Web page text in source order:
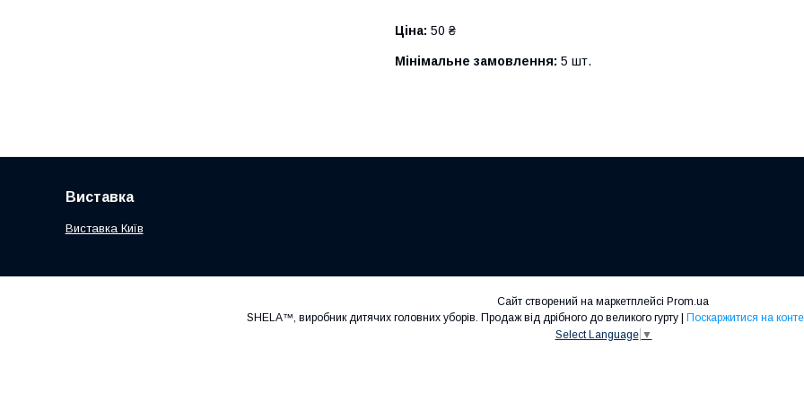
Ціна: 50 ₴
Мінімальне замовлення: 5 шт.
Виставка
Виставка Київ
Сайт створений на маркетплейсі Prom.ua
SHELA™, виробник дитячих головних уборів. Продаж від дрібного до великого гурту | Поскаржитися на
Select Language ▼